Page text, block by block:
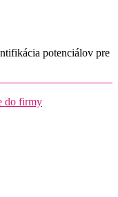
potenciálov pre
do firmy